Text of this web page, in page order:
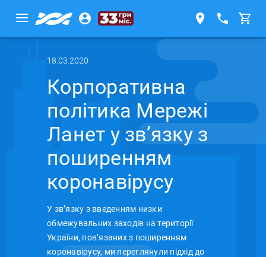
18.03.2020
Корпоративна
політика Мережі
Ланет у зв’язку з
поширенням
коронавірусу
У зв’язку з введенням низки
обмежувальних заходів на території
України, пов’язаних з поширенням
коронавірусу, ми переглянули підхід до